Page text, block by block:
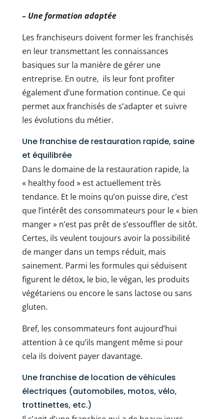
– Une formation adaptée
Les franchiseurs doivent former les franchisés
en leur transmettant les connaissances
basiques sur la manière de gérer une
entreprise. En outre, ils leur font profiter
également d’une formation continue. Ce qui
permet aux franchisés de s’adapter et suivre
les évolutions du métier.
Une franchise de restauration rapide, saine
et équilibrée
Dans le domaine de la restauration rapide, la
« healthy food » est actuellement très
tendance. Et le moins qu’on puisse dire, c’est
que l’intérêt des consommateurs pour le « bien
manger » n’est pas prêt de s’essouffler de sitôt.
Certes, ils veulent toujours avoir la possibilité
de manger dans un temps réduit, mais
sainement. Parmi les formules qui séduisent
figurent le détox, le bio, le végan, les produits
végétariens ou encore le sans lactose ou sans
gluten.
Bref, les consommateurs font aujourd’hui
attention à ce qu’ils mangent même si pour
cela ils doivent payer davantage.
Une franchise de location de véhicules
électriques (automobiles, motos, vélo,
trottinettes, etc.)